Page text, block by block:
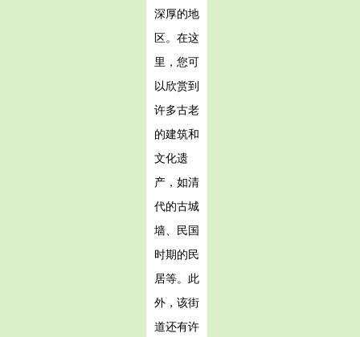
深厚的地
区。在这
里，您可
以欣赏到
许多古老
的建筑和
文化遗
产，如清
代的古城
墙、民国
时期的民
居等。此
外，该街
道还有许